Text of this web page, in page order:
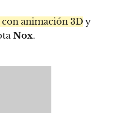
animación 3D y
Nox.